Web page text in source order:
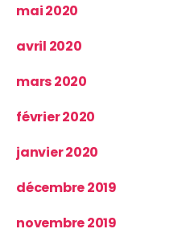
mai 2020
avril 2020
mars 2020
février 2020
janvier 2020
décembre 2019
novembre 2019